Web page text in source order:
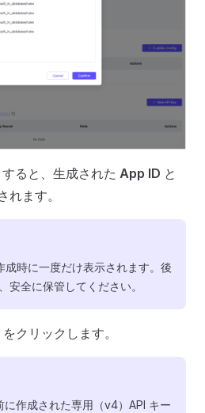
ると、生成された App ID と
れます。
時に一度だけ表示されます。後
安全に保管してください。
をクリックします。
作成された専用（v4）API キー